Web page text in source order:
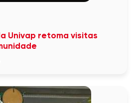
Univap retoma visitas